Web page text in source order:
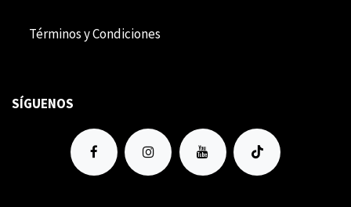
Término​​s y Condiciones
SÍGUENOS